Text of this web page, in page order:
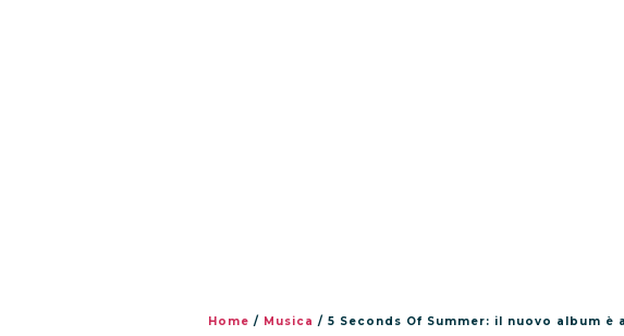
Home / Musica / 5 Seconds Of Summer: il nuovo album è